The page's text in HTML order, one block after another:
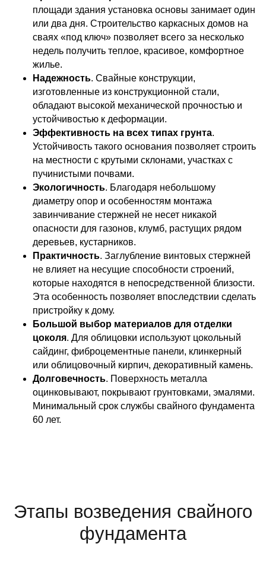
площади здания установка основы занимает один
или два дня. Строительство каркасных домов на
сваях «под ключ» позволяет всего за несколько
недель получить теплое, красивое, комфортное
жилье.
Надежность. Свайные конструкции,
изготовленные из конструкционной стали,
обладают высокой механической прочностью и
устойчивостью к деформации.
Эффективность на всех типах грунта.
Устойчивость такого основания позволяет строить
на местности с крутыми склонами, участках с
пучинистыми почвами.
Экологичность. Благодаря небольшому
диаметру опор и особенностям монтажа
завинчивание стержней не несет никакой
опасности для газонов, клумб, растущих рядом
деревьев, кустарников.
Практичность. Заглубление винтовых стержней
не влияет на несущие способности строений,
которые находятся в непосредственной близости.
Эта особенность позволяет впоследствии сделать
пристройку к дому.
Большой выбор материалов для отделки
цоколя. Для облицовки используют цокольный
сайдинг, фиброцементные панели, клинкерный
или облицовочный кирпич, декоративный камень.
Долговечность. Поверхность металла
оцинковывают, покрывают грунтовками, эмалями.
Минимальный срок службы свайного фундамента
60 лет.
Этапы возведения свайного
фундамента